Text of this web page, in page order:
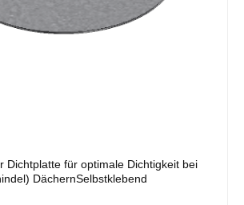
Dichtplatte für optimale Dichtigkeit bei
DächernSelbstklebend